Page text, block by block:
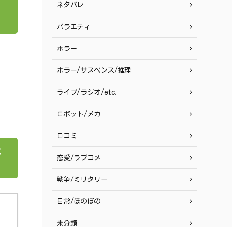
ネタバレ
バラエティ
ホラー
ホラー/サスペンス/推理
ライブ/ラジオ/etc.
ロボット/メカ
口コミ
恋愛/ラブコメ
戦争/ミリタリー
日常/ほのぼの
未分類